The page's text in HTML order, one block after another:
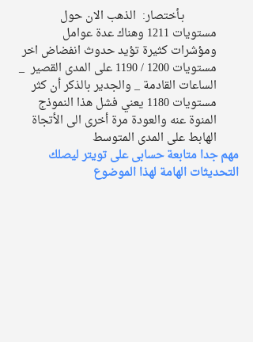
	بـأختصار:  الذهب الان حول
مستويات 1211 وهناك عدة عوامل
ومؤشرات كثيرة تؤيد حدوث انفضاض اخر
مستويات 1200 / 1190 على المدى القصير  _
الساعات القادمة _ والجدير بالذكر أن كثر
مستويات 1180 يعني فشل هذا النموذج
المنوة عنه والعودة مرة أخرى الى الأتجاة
الهابط على المدى المتوسط
مهم جدا متابعة حسابى على تويتر ليصلك
التحديثات الهامة لهذا الموضوع